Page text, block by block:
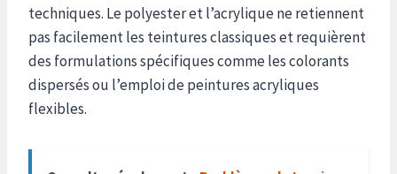
techniques. Le polyester et l’acrylique ne retiennent
pas facilement les teintures classiques et requièrent
des formulations spécifiques comme les colorants
dispersés ou l’emploi de peintures acryliques
flexibles.